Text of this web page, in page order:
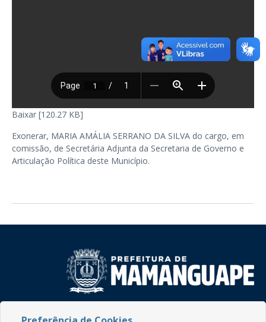
Baixar [120.27 KB]
Exonerar, MARIA AMÁLIA SERRANO DA SILVA do cargo, em
comissão, de Secretária Adjunta da Secretaria de Governo e
Articulação Política deste Município.